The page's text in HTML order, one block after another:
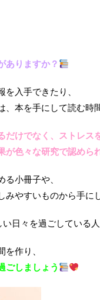
ありますか？
入手できたり、
、本を手にして読む時
けでなく、ストレス
が色々な研究で認めら
小冊子や、
みやすいものから手に
日々を過ごしている
作り、
ごしましょう